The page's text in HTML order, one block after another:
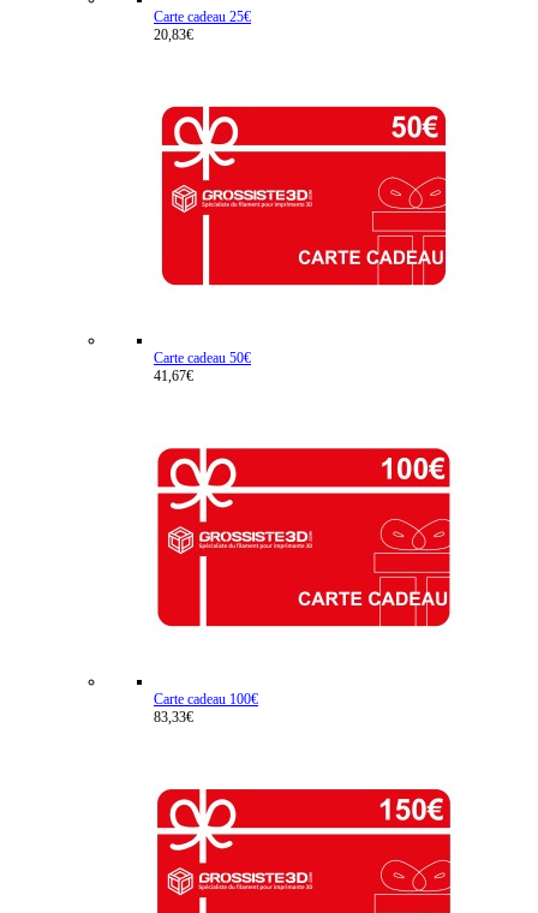
Carte cadeau 25€
20,83€
Carte cadeau 50€
41,67€
Carte cadeau 100€
83,33€